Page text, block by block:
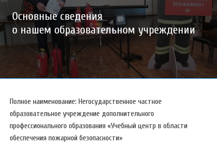
Основные сведения
о нашем образовательном учреждении
Полное наименование: Негосударственное частное
образовательное учреждение дополнительного
профессионального образования «Учебный центр в области
обеспечения пожарной безопасности»